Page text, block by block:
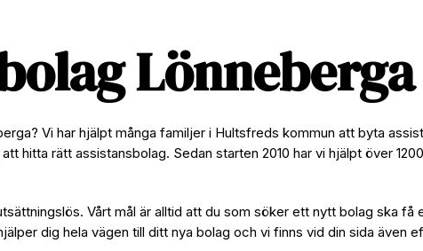
Lönneberga
Vi har hjälpt många familjer i Hultsfreds kommun att byta
hitta rätt assistansbolag. Sedan starten 2010 har vi hjälpt över
Vårt mål är alltid att du som söker ett nytt bolag ska få
dig hela vägen till ditt nya bolag och vi finns vid din sida även